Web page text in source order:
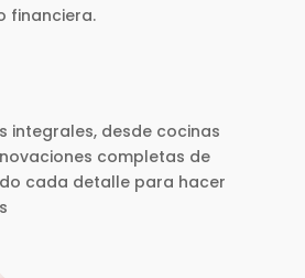
financiera.
integrales, desde cocinas
completas de
cada detalle para hacer